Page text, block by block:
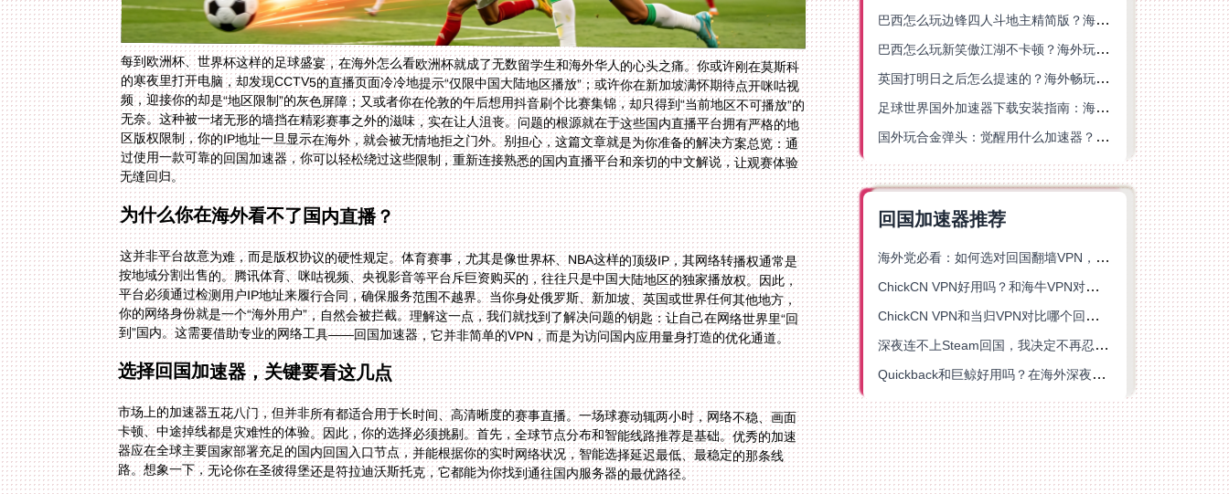
每到欧洲杯、世界杯这样的足球盛宴，在海外怎么看欧洲杯就成了无数留学生和海外华人的心头之痛。你或许刚在莫斯科
的寒夜里打开电脑，却发现CCTV5的直播页面冷冷地提示“仅限中国大陆地区播放”；或许你在新加坡满怀期待点开咪咕视
频，迎接你的却是“地区限制”的灰色屏障；又或者你在伦敦的午后想用抖音刷个比赛集锦，却只得到“当前地区不可播放”的
无奈。这种被一堵无形的墙挡在精彩赛事之外的滋味，实在让人沮丧。问题的根源就在于这些国内直播平台拥有严格的地
区版权限制，你的IP地址一旦显示在海外，就会被无情地拒之门外。别担心，这篇文章就是为你准备的解决方案总览：通
过使用一款可靠的回国加速器，你可以轻松绕过这些限制，重新连接熟悉的国内直播平台和亲切的中文解说，让观赛体验
无缝回归。
为什么你在海外看不了国内直播？
这并非平台故意为难，而是版权协议的硬性规定。体育赛事，尤其是像世界杯、NBA这样的顶级IP，其网络转播权通常是
按地域分割出售的。腾讯体育、咪咕视频、央视影音等平台斥巨资购买的，往往只是中国大陆地区的独家播放权。因此，
平台必须通过检测用户IP地址来履行合同，确保服务范围不越界。当你身处俄罗斯、新加坡、英国或世界任何其他地方，
你的网络身份就是一个“海外用户”，自然会被拦截。理解这一点，我们就找到了解决问题的钥匙：让自己在网络世界里“回
到”国内。这需要借助专业的网络工具——回国加速器，它并非简单的VPN，而是为访问国内应用量身打造的优化通道。
选择回国加速器，关键要看这几点
市场上的加速器五花八门，但并非所有都适合用于长时间、高清晰度的赛事直播。一场球赛动辄两小时，网络不稳、画面
卡顿、中途掉线都是灾难性的体验。因此，你的选择必须挑剔。首先，全球节点分布和智能线路推荐是基础。优秀的加速
器应在全球主要国家部署充足的国内回国入口节点，并能根据你的实时网络状况，智能选择延迟最低、最稳定的那条线
路。想象一下，无论你在圣彼得堡还是符拉迪沃斯托克，它都能为你找到通往国内服务器的最优路径。
巴西怎么玩边锋四人斗地主精简版？海外游戏党的加速器终极选择
巴西怎么玩新笑傲江湖不卡顿？海外玩家国服游戏加速终极指南（附猫和老鼠一梦江湖实测）
英国打明日之后怎么提速的？海外畅玩国服游戏终极指南
足球世界国外加速器下载安装指南：海外党畅玩国服游戏的终极解决方案
国外玩合金弹头：觉醒用什么加速器？一份写给海外游子的畅玩指南
回国加速器推荐
海外党必看：如何选对回国翻墙VPN，无缝解锁国内资源？
ChickCN VPN好用吗？和海牛VPN对比哪个回国效果更好？
ChickCN VPN和当归VPN对比哪个回国效果更好？海外党亲测后选了它
深夜连不上Steam回国，我决定不再忍受这数字鸿沟
Quickback和巨鲸好用吗？在海外深夜想刷B站、追爱奇艺的你，或许正需要这份答案